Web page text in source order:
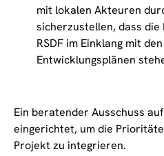
mit lokalen Akteuren
sicherzustellen, dass die
RSDF im Einklang mit
Entwicklungsplänen
Ein beratender Ausschuss
eingerichtet, um die
Projekt zu integrieren.